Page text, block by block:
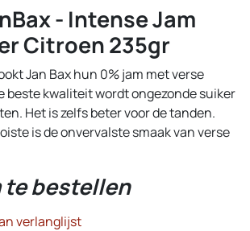
- Intense Jam
Citroen 235gr
Jan Bax hun 0% jam met verse
beste kwaliteit wordt ongezonde suiker
Het is zelfs beter voor de tanden.
is de onvervalste smaak van verse
te bestellen
verlanglijst